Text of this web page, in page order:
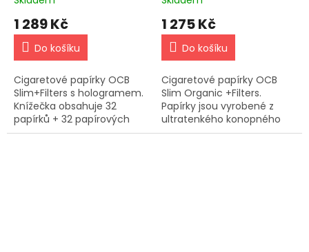
1 289 Kč
Do košíku
Cigaretové papírky OCB
Slim+Filters s hologramem.
Knížečka obsahuje 32
papírků + 32 papírových
filtrů. Rozměry papírku:
1 275 Kč
Do košíku
Cigaretové papírky OCB
Slim Organic +Filters.
Papírky jsou vyrobené z
ultratenkého konopného
papíru. Knížečka obsahuje